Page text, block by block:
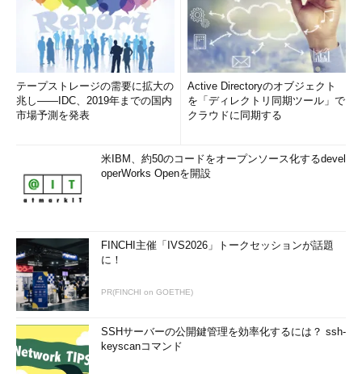
テープストレージの需要に拡大の
兆し――IDC、2019年までの国内
市場予測を発表
Active Directoryのオブジェクト
を「ディレクトリ同期ツール」で
クラウドに同期する
米IBM、約50のコードをオープンソース化するdevel
operWorks Openを開設
FINCHI主催「IVS2026」トークセッションが話題
に！
PR(FINCHI on GOETHE)
SSHサーバーの公開鍵管理を効率化するには？ ssh-
keyscanコマンド